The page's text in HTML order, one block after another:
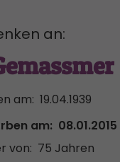
an:
am: 19.04.1939
am: 08.01.2015
von: 75 Jahren